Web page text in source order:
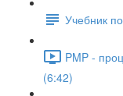
Учебник
PMP -
(6:42)